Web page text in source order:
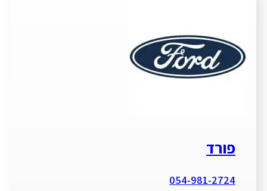
פורד
054-981-2724